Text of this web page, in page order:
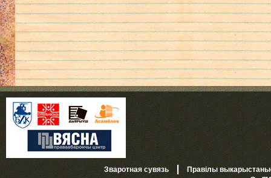
Зваротная сувязь|Правілы